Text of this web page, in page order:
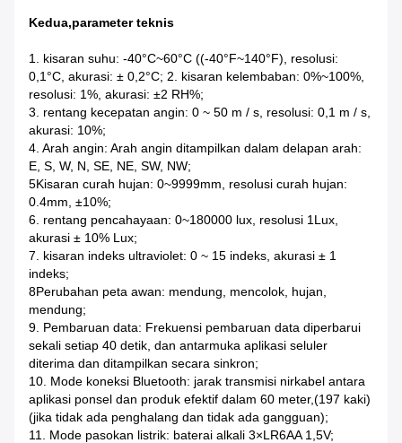
Kedua,parameter teknis
1. kisaran suhu: -40°C~60°C ((-40°F~140°F), resolusi:
0,1°C, akurasi: ± 0,2°C; 2. kisaran kelembaban: 0%~100%,
resolusi: 1%, akurasi: ±2 RH%;
3. rentang kecepatan angin: 0 ~ 50 m / s, resolusi: 0,1 m / s,
akurasi: 10%;
4. Arah angin: Arah angin ditampilkan dalam delapan arah:
E, S, W, N, SE, NE, SW, NW;
5Kisaran curah hujan: 0~9999mm, resolusi curah hujan:
0.4mm, ±10%;
6. rentang pencahayaan: 0~180000 lux, resolusi 1Lux,
akurasi ± 10% Lux;
7. kisaran indeks ultraviolet: 0 ~ 15 indeks, akurasi ± 1
indeks;
8Perubahan peta awan: mendung, mencolok, hujan,
mendung;
9. Pembaruan data: Frekuensi pembaruan data diperbarui
sekali setiap 40 detik, dan antarmuka aplikasi seluler
diterima dan ditampilkan secara sinkron;
10. Mode koneksi Bluetooth: jarak transmisi nirkabel antara
aplikasi ponsel dan produk efektif dalam 60 meter,(197 kaki)
(jika tidak ada penghalang dan tidak ada gangguan);
11. Mode pasokan listrik: baterai alkali 3×LR6AA 1,5V;